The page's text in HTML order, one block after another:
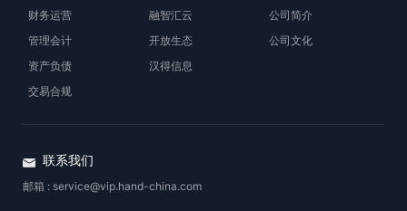
财务运营
管理会计
资产负债
交易合规
融智汇云
开放生态
汉得信息
公司简介
公司文化
联系我们
邮箱 : service@vip.hand-china.com